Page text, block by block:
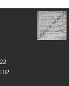
E02